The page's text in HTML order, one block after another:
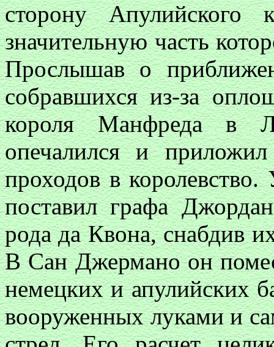
сторону Апулийского
значительную часть
Прослышав о
собравшихся из-за
короля Манфреда в
опечалился и
проходов в
поставил графа
рода да Квона, снабдив
В Сан Джермано он
немецких и апулийских
вооруженных луками и